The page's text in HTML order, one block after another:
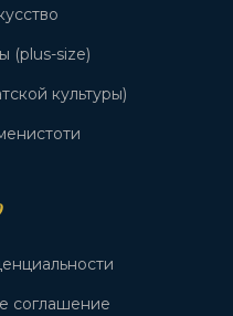
(plus-size)
культуры)
соглашение